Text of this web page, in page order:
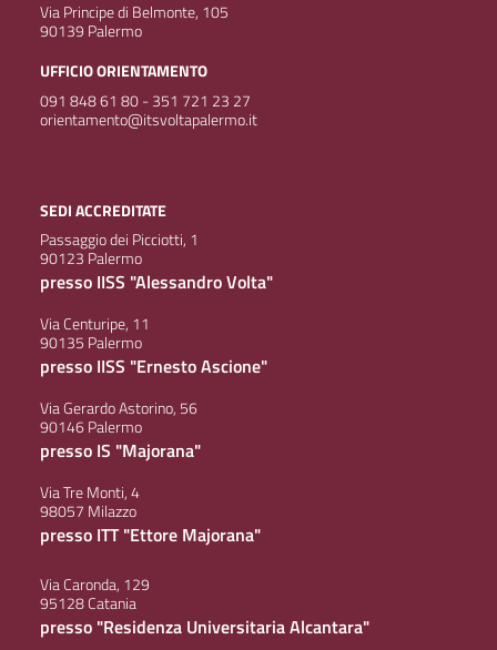
Via Principe di Belmonte, 105
90139 Palermo
UFFICIO ORIENTAMENTO
091 848 61 80 - 351 721 23 27
orientamento@itsvoltapalermo.it
SEDI ACCREDITATE
Passaggio dei Picciotti, 1
90123 Palermo
presso IISS "Alessandro Volta"
Via Centuripe, 11
90135 Palermo
presso IISS "Ernesto Ascione"
Via Gerardo Astorino, 56
90146 Palermo
presso IS "Majorana"
Via Tre Monti, 4
98057 Milazzo
presso ITT "Ettore Majorana"
Via Caronda, 129
95128 Catania
presso "Residenza Universitaria Alcantara"